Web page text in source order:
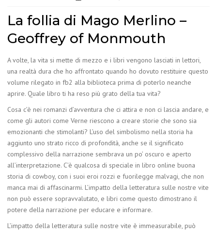
La follia di Mago Merlino –
Geoffrey of Monmouth
A volte, la vita si mette di mezzo e i libri vengono lasciati in lettori,
una realtà dura che ho affrontato quando ho dovuto restituire questo
volume rilegato in fb2 alla biblioteca prima di poterlo neanche
aprire. Quale libro ti ha reso più grato della tua vita?
Cosa c’è nei romanzi d’avventura che ci attira e non ci lascia andare, e
come gli autori come Verne riescono a creare storie che sono sia
emozionanti che stimolanti? L’uso del simbolismo nella storia ha
aggiunto uno strato ricco di profondità, anche se il significato
complessivo della narrazione sembrava un po’ oscuro e aperto
all’interpretazione. C’è qualcosa di speciale in libro online buona
storia di cowboy, con i suoi eroi rozzi e fuorilegge malvagi, che non
manca mai di affascinarmi. L’impatto della letteratura sulle nostre vite
non può essere sopravvalutato, e libri come questo dimostrano il
potere della narrazione per educare e informare.
L’impatto della letteratura sulle nostre vite è immeasurabile, può